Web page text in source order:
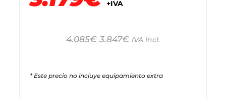
+IVA
4.085€ 3.847€ IVA incl.
* Este precio no incluye equipamiento extra